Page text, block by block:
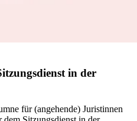
in der
für (angehende) Juristinnen